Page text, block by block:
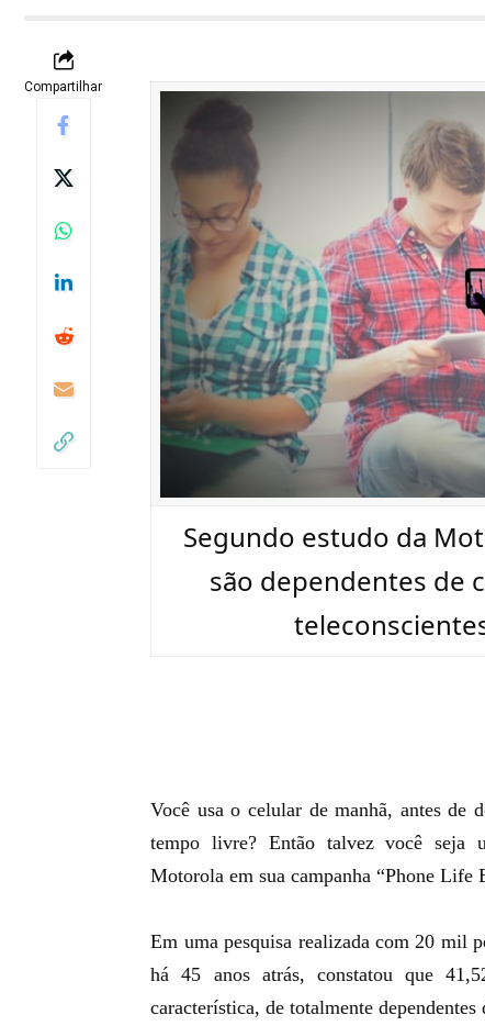
Compartilhar
Segundo estudo da
são dependentes de
Você usa o celular de manhã, antes de
tempo livre? Então talvez você seja
Motorola em sua campanha “Phone Life
Em uma pesquisa realizada com 20 mil
há 45 anos atrás, constatou que
característica, de totalmente